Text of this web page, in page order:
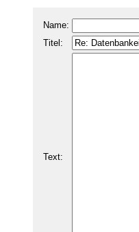
Name:
Titel:
Text: